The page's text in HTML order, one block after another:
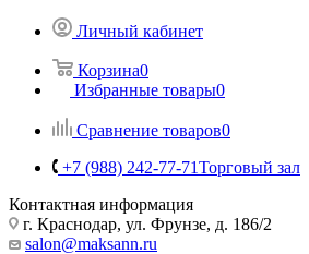
Личный кабинет
Корзина0
Избранные товары0
Сравнение товаров0
+7 (988) 242-77-71Торговый зал
Контактная информация
г. Краснодар, ул. Фрунзе, д. 186/2
salon@maksann.ru